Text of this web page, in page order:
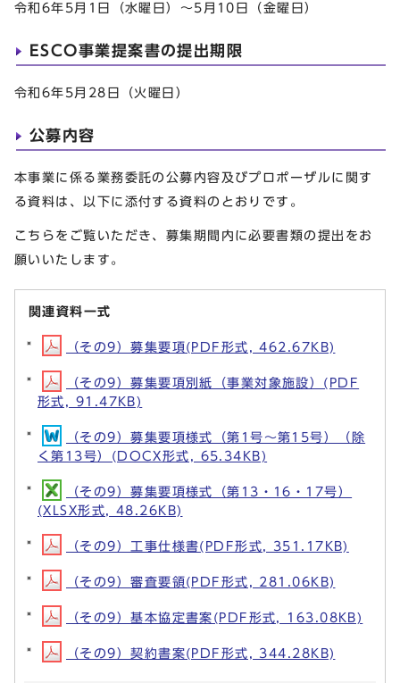
令和6年5月1日（水曜日）～5月10日（金曜日）
ESCO事業提案書の提出期限
令和6年5月28日（火曜日）
公募内容
本事業に係る業務委託の公募内容及びプロポーザルに関す
る資料は、以下に添付する資料のとおりです。
こちらをご覧いただき、募集期間内に必要書類の提出をお
願いいたします。
関連資料一式
（その9）募集要項(PDF形式, 462.67KB)
（その9）募集要項別紙（事業対象施設）(PDF
形式, 91.47KB)
（その9）募集要項様式（第1号～第15号）（除
く第13号）(DOCX形式, 65.34KB)
（その9）募集要項様式（第13・16・17号）
(XLSX形式, 48.26KB)
（その9）工事仕様書(PDF形式, 351.17KB)
（その9）審査要領(PDF形式, 281.06KB)
（その9）基本協定書案(PDF形式, 163.08KB)
（その9）契約書案(PDF形式, 344.28KB)